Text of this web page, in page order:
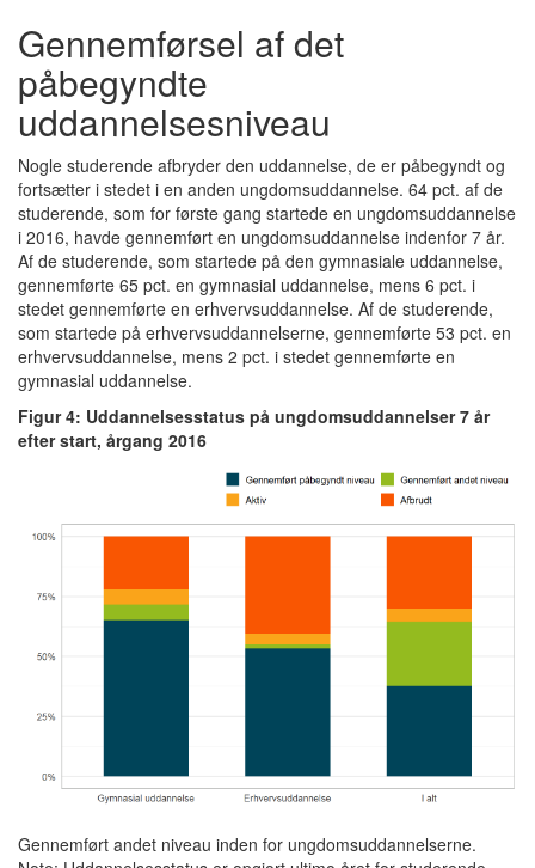
Gennemførsel af det
påbegyndte
uddannelsesniveau
Nogle studerende afbryder den uddannelse, de er påbegyndt og
fortsætter i stedet i en anden ungdomsuddannelse. 64 pct. af de
studerende, som for første gang startede en ungdomsuddannelse
i 2016, havde gennemført en ungdomsuddannelse indenfor 7 år.
Af de studerende, som startede på den gymnasiale uddannelse,
gennemførte 65 pct. en gymnasial uddannelse, mens 6 pct. i
stedet gennemførte en erhvervsuddannelse. Af de studerende,
som startede på erhvervsuddannelserne, gennemførte 53 pct. en
erhvervsuddannelse, mens 2 pct. i stedet gennemførte en
gymnasial uddannelse.
Figur 4: Uddannelsesstatus på ungdomsuddannelser 7 år
efter start, årgang 2016
Gennemført andet niveau inden for ungdomsuddannelserne.